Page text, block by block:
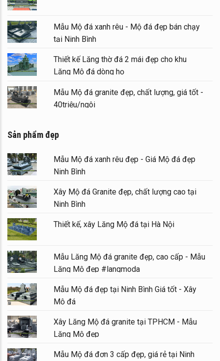
Mẫu Mộ đá xanh rêu - Mộ đá đẹp bán chạy
tại Ninh Bình
Thiết kế Lăng thờ đá 2 mái đẹp cho khu
Lăng Mộ đá dòng họ
Mẫu Mộ đá granite đẹp, chất lượng, giá tốt -
40triệu/ngôi
Sản phẩm đẹp
Mẫu Mộ đá xanh rêu đẹp - Giá Mộ đá đẹp
Ninh Bình
Xây Mộ đá Granite đẹp, chất lượng cao tại
Ninh Bình
Thiết kế, xây Lăng Mộ đá tại Hà Nội
Mẫu Lăng Mộ đá granite đẹp, cao cấp - Mẫu
Lăng Mộ đẹp #langmoda
Mẫu Mộ đá đẹp tại Ninh Bình Giá tốt - Xây
Mộ đá
Xây Lăng Mộ đá granite tại TPHCM - Mẫu
Lăng Mộ đẹp
Mẫu Mộ đá đơn 3 cấp đẹp, giá rẻ tại Ninh